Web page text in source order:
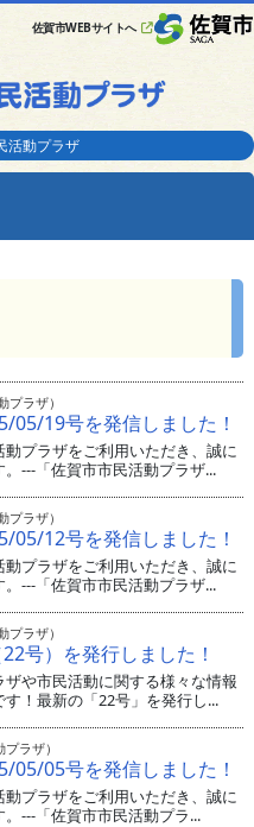
佐賀市WEBサイトへ
活動プラザ
ラザ）
05/19号を発信しました！
プラザをご利用いただき、誠に
---「佐賀市市民活動プラザ...
ラザ）
05/12号を発信しました！
プラザをご利用いただき、誠に
---「佐賀市市民活動プラザ...
ラザ）
号）を発行しました！
ザや市民活動に関する様々な情報
！最新の「22号」を発行し...
ラザ）
05/05号を発信しました！
プラザをご利用いただき、誠に
---「佐賀市市民活動プラ...